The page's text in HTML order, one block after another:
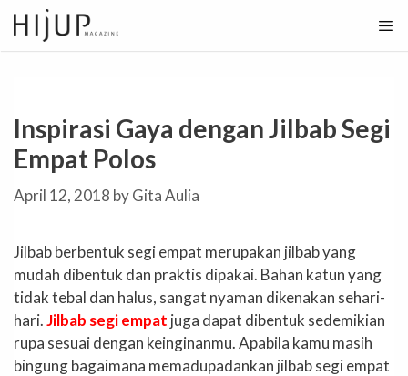
Skip
to
content
Inspirasi Gaya dengan Jilbab Segi
Empat Polos
April 12, 2018 byGita Aulia
Jilbab berbentuk segi empat merupakan jilbab yang
mudah dibentuk dan praktis dipakai. Bahan katun yang
tidak tebal dan halus, sangat nyaman dikenakan sehari-
hari.Jilbab segi empat juga dapat dibentuk sedemikian
rupa sesuai dengan keinginanmu. Apabila kamu masih
bingung bagaimana memadupadankan jilbab segi empat